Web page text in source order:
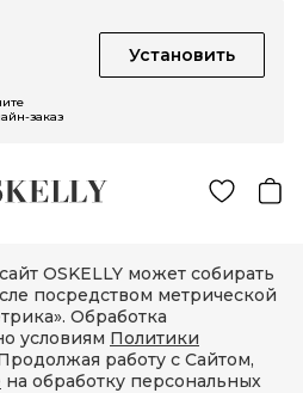
Установить
заказ
OSKELLY может собирать
посредством метрической
Обработка
условиям Политики
работу с Сайтом,
на обработку персональных